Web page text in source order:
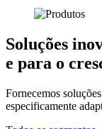
Soluções
e para o
Fornecemos
especificamente